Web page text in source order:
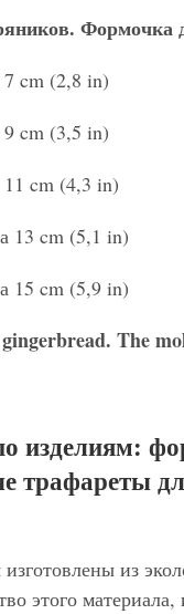
Формочка
cm (2,8 in)
cm (3,5 in)
cm (4,3 in)
13 cm (5,1 in)
15 cm (5,9 in)
The
изделиям:
трафареты
изготовлены из
этого